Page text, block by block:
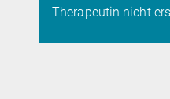
Therapeutin nicht